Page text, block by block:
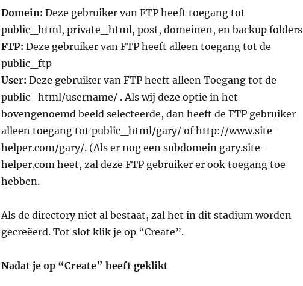
Domein: Deze gebruiker van FTP heeft toegang tot
public_html, private_html, post, domeinen, en backup folders
FTP: Deze gebruiker van FTP heeft alleen toegang tot de
public_ftp
User: Deze gebruiker van FTP heeft alleen Toegang tot de
public_html/username/ . Als wij deze optie in het
bovengenoemd beeld selecteerde, dan heeft de FTP gebruiker
alleen toegang tot public_html/gary/ of http://www.site-
helper.com/gary/. (Als er nog een subdomein gary.site-
helper.com heet, zal deze FTP gebruiker er ook toegang toe
hebben.
Als de directory niet al bestaat, zal het in dit stadium worden
gecreëerd. Tot slot klik je op “Create”.
Nadat je op “Create” heeft geklikt